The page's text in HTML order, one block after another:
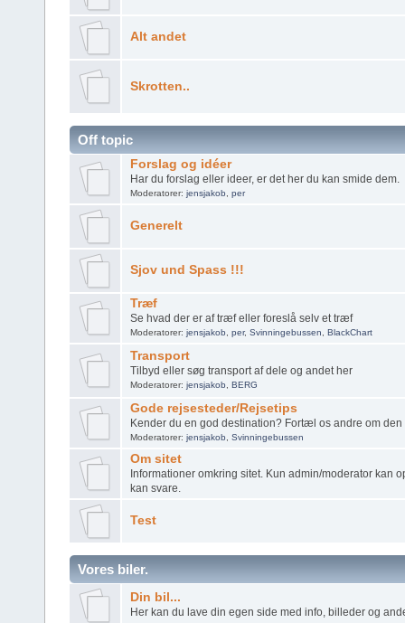
Alt andet
Skrotten..
Off topic
Forslag og idéer
Har du forslag eller ideer, er det her du kan smide dem.
Moderatorer: jensjakob per
Generelt
Sjov und Spass !!!
Træf
Se hvad der er af træf eller foreslå selv et træf
Moderatorer: jensjakob per, Svinningebussen BlackChart
Transport
Tilbyd eller søg transport af dele og andet her
Moderatorer: jensjakob BERG
Gode rejsesteder/Rejsetips
Kender du en god destination? Fortæl os andre om den
Moderatorer: jensjakob Svinningebussen
Om sitet
Informationer omkring sitet. Kun admin/moderator kan
kan svare.
Test
Vores biler.
Din bil...
Her kan du lave din egen side med info, billeder og